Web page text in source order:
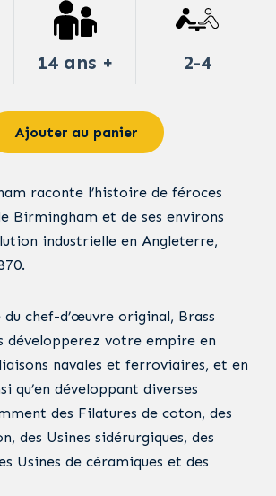
14 ans + 2-4
Ajouter au panier
raconte l’histoire de féroces
Birmingham et de ses environs
industrielle en Angleterre,
du chef-d’œuvre original, Brass
développerez votre empire en
navales et ferroviaires, et en
qu’en développant diverses
des Filatures de coton, des
des Usines sidérurgiques, des
Usines de céramiques et des